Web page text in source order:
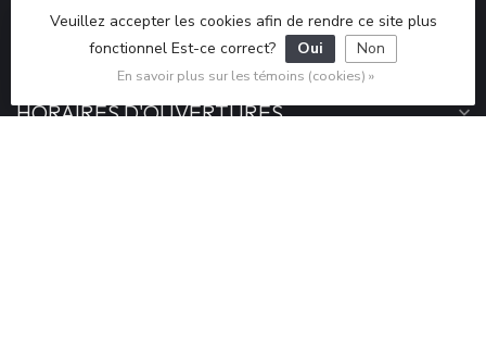
info@piedsportif.com
HORAIRES D'OUVERTURES
Veuillez accepter les cookies afin de rendre ce site plus
fonctionnel Est-ce correct?
Oui Non
En savoir plus sur les témoins (cookies) »